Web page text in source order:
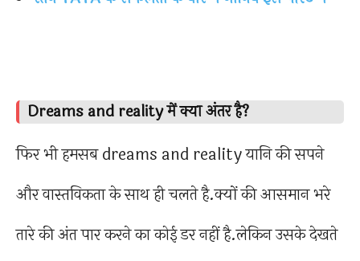
Dreams and reality में क्या अंतर है?
फिर भी हमसब dreams and reality यानि की सपने
और वास्तविकता के साथ ही चलते है.क्यों की आसमान भरे
तारे की अंत पार करने का कोई डर नहीं है.लेकिन उसके देखते